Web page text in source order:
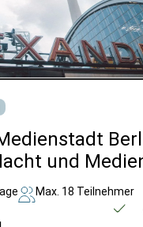
und
Max. 18 Teilnehmer